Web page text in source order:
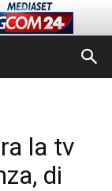
la tv
di